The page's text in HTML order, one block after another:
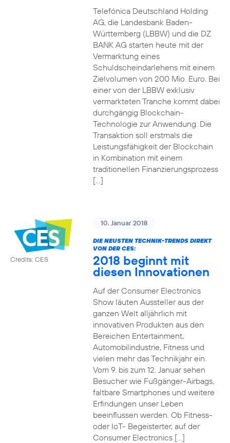
Telefónica Deutschland Holding
AG, die Landesbank Baden-
Württemberg (LBBW) und die DZ
BANK AG starten heute mit der
Vermarktung eines
Schuldscheindarlehens mit einem
Zielvolumen von 200 Mio. Euro. Bei
einer von der LBBW exklusiv
vermarkteten Tranche kommt dabei
durchgängig Blockchain-
Technologie zur Anwendung. Die
Transaktion soll erstmals die
Leistungsfähigkeit der Blockchain
in Kombination mit einem
traditionellen Finanzierungsprozess
[…]
Credits: CES
10. Januar 2018
DIE NEUSTEN TECHNIK-TRENDS DIREKT
VON DER CES:
2018 beginnt mit
diesen Innovationen
Auf der Consumer Electronics
Show läuten Aussteller aus der
ganzen Welt alljährlich mit
innovativen Produkten aus den
Bereichen Entertainment,
Automobilindustrie, Fitness und
vielen mehr das Technikjahr ein.
Vom 9. bis zum 12. Januar sehen
Besucher wie Fußgänger-Airbags,
faltbare Smartphones und weitere
Erfindungen unser Leben
beeinflussen werden. Ob Fitness-
oder IoT- Begeisterter, auf der
Consumer Electronics […]